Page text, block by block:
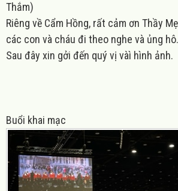
Thắm)
Riêng về Cẩm Hồng, rất cảm ơn Thầy
các con và cháu đi theo nghe và ủng hô.
Sau đây xin gởi đến quý vị vàì hình ảnh.
Buổi khai mạc